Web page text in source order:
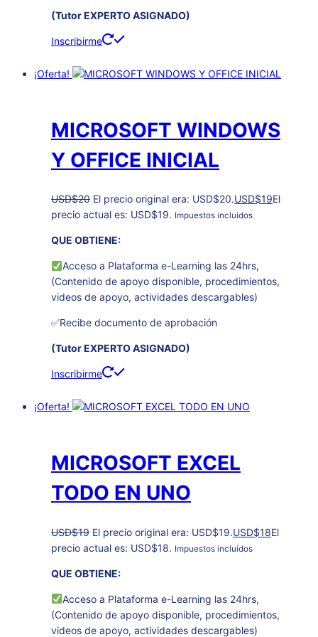
(Tutor EXPERTO ASIGNADO)
Inscribirme
¡Oferta!
MICROSOFT WINDOWS
Y OFFICE INICIAL
USD$20 El precio original era: USD$20.USD$19El
precio actual es: USD$19. Impuestos incluidos
QUE OBTIENE:
Acceso a Plataforma e-Learning las 24hrs,
(Contenido de apoyo disponible, procedimientos,
videos de apoyo, actividades descargables)
✅Recibe documento de aprobación
(Tutor EXPERTO ASIGNADO)
Inscribirme
¡Oferta!
MICROSOFT EXCEL
TODO EN UNO
USD$19 El precio original era: USD$19.USD$18El
precio actual es: USD$18. Impuestos incluidos
QUE OBTIENE:
Acceso a Plataforma e-Learning las 24hrs,
(Contenido de apoyo disponible, procedimientos,
videos de apoyo, actividades descargables)